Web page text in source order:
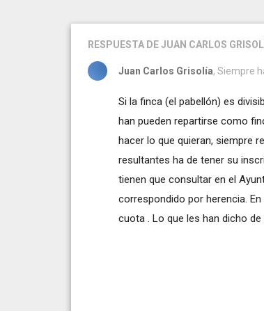
RESPUESTA DE JUAN CARLOS
Juan Carlos Grisolía, Siempre
Si la finca (el pabellón) es
han pueden repartirse como
hacer lo que quieran, siempre
resultantes ha de tener su
tienen que consultar en el
correspondido por herencia.
cuota . Lo que les han dicho